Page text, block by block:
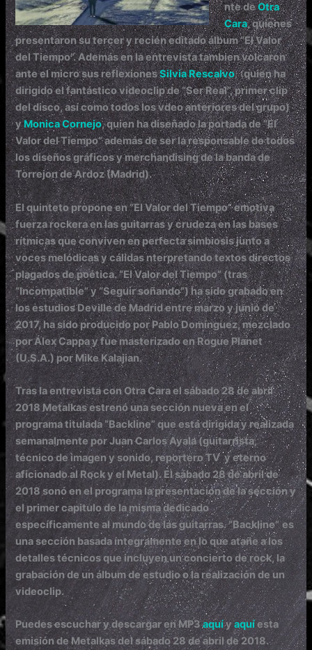
nte deOtra
Cara, quienes
presentaron su tercer y recién editado álbum “El Valor
del Tiempo”. Además en la entrevista tambien volcaron
ante el micro sus reflexionesSilvia Rescalvo, (quien ha
dirigido el fantástico videoclip de “Ser Real”, primer clip
del disco, así como todos los vdeo anteriores del grupo)
yMonica Cornejo, quien ha diseñado la portadade “El
Valor del Tiempo” además de ser la responsable de todos
los diseños gráficos y merchandising de la banda de
Torrejon de Ardoz (Madrid).
El quinteto propone en “El Valor del Tiempo” emotiva
fuerza rockera en las guitarras y crudeza en las bases
rítmicas que conviven en perfecta simbiosis junto a
voces melódicas y cálidas nterpretando textos directos
plagados de poética. “El Valor del Tiempo” (tras
“Incompatible” y “Seguir soñando”) ha sido grabado en
los estudios Deville de Madrid entre marzo y junio de
2017, ha sido producido por Pablo Domínguez, mezclado
por Álex Cappa y fue masterizado en Rogue Planet
(U.S.A.) por Mike Kalajian.
Tras la entrevista con Otra Cara el sábado 28 de abril
2018 Metalkas estrenó una sección nueva en el
programa titulada “Backline” que está dirigida y realizada
semanalmente por Juan Carlos Ayala (guitarrista,
técnico de imagen y sonido, reportero TV y eterno
aficionado al Rock y el Metal). El sábado 28 de abril de
2018 sonó en el programa la presentación de la sección y
el primer capitulo de la misma dedicado
específicamente al mundo de las guitarras. “Backline” es
una sección basada íntegramente en lo que atañe a los
detalles técnicos que incluyen un concierto de rock, la
grabación de un álbum de estudio o la realización de un
videoclip.
Puedes escuchar y descargar en MP3aquíyaquíesta
emisión de Metalkas del sábado 28 de abril de 2018.